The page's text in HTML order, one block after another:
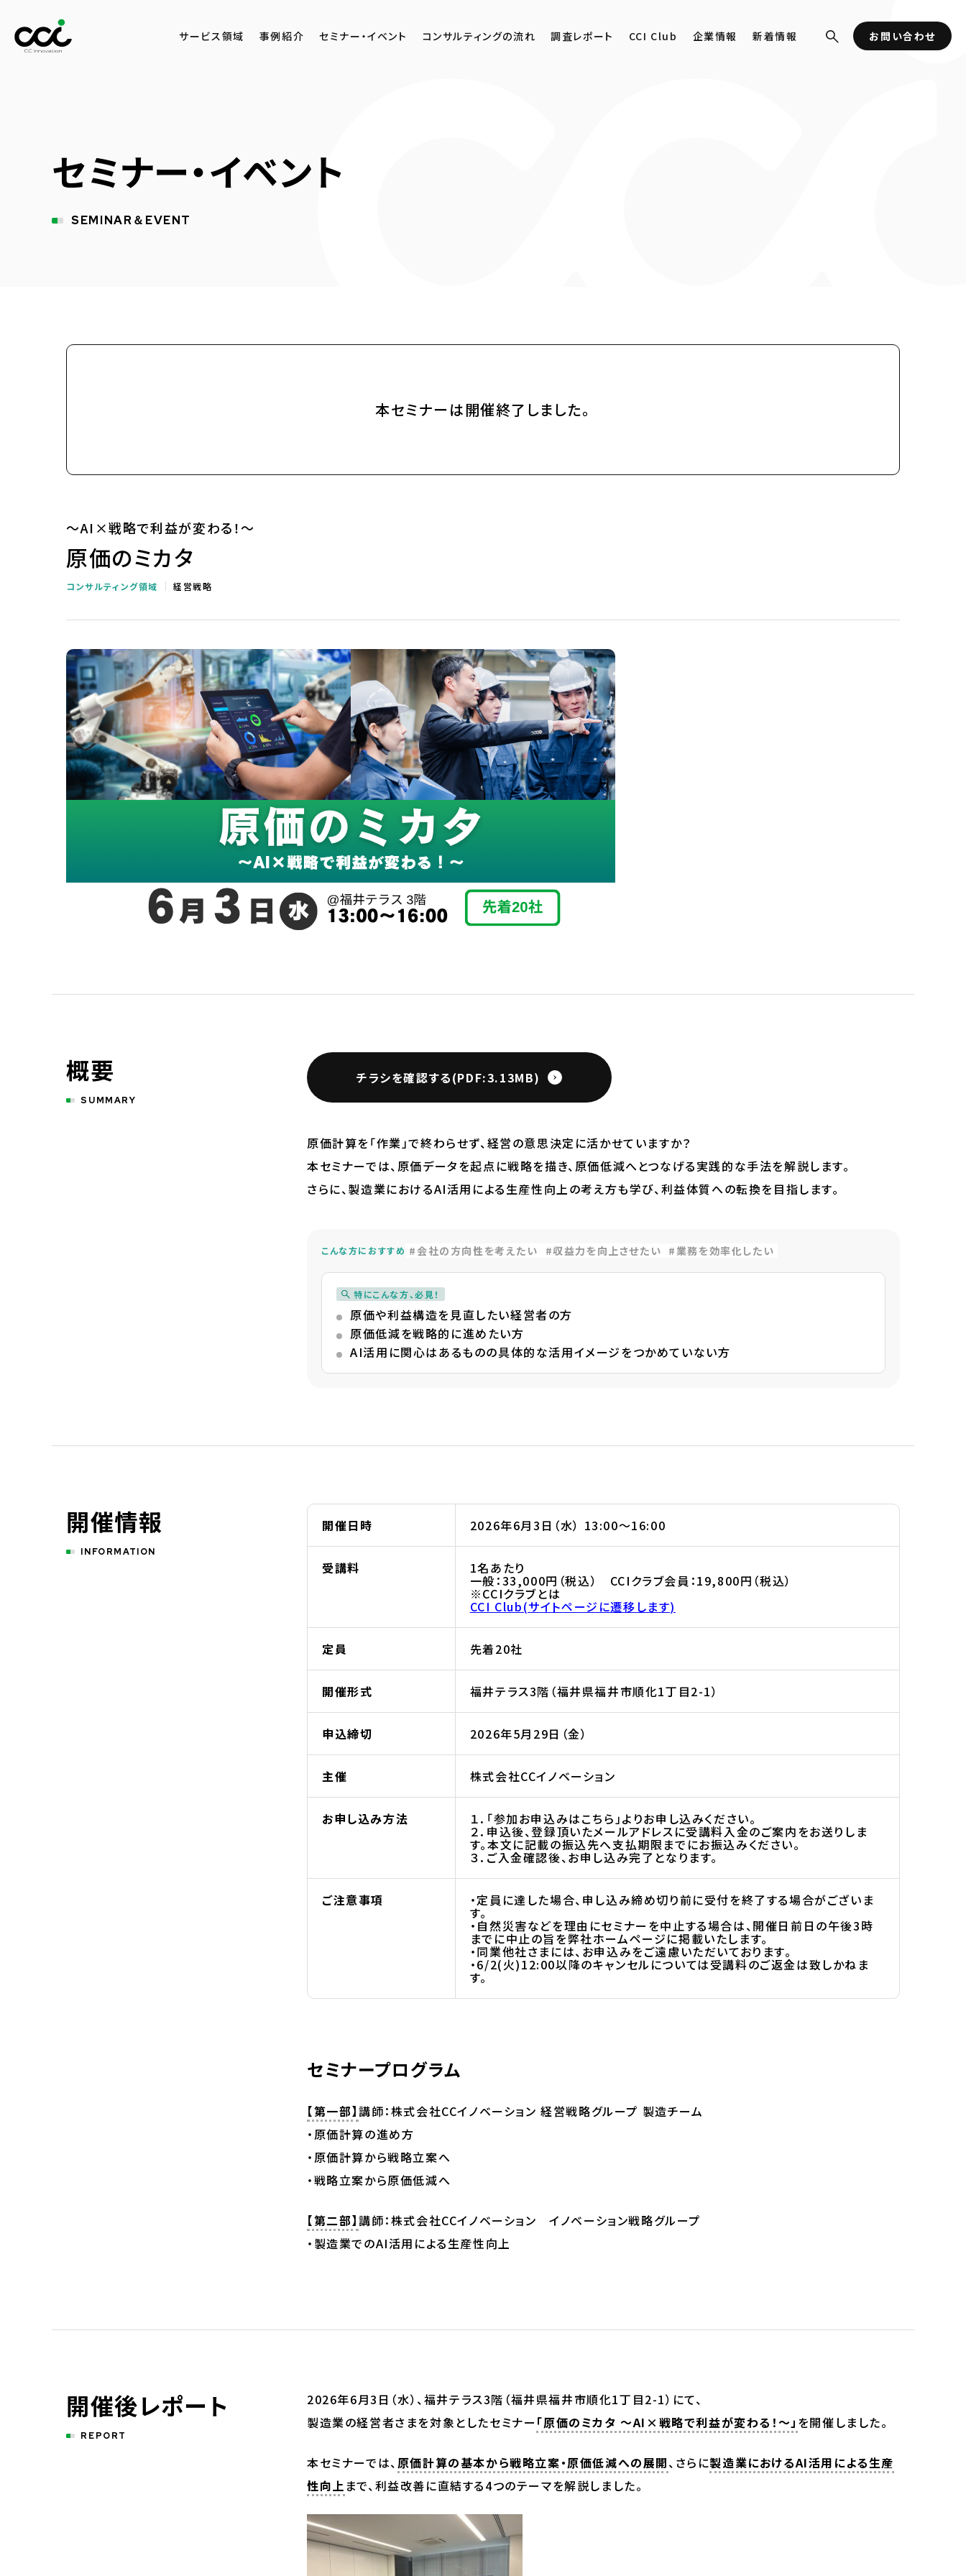
サービス領域 事例紹介 セミナー・イベント コンサルティングの流れ 調査レポート CCI Club 企業情報 新着情報 お問い合わせ
セミナー・イベント
SEMINAR＆EVENT
本セミナーは開催終了しました。
～AI×戦略で利益が変わる！～
原価のミカタ
コンサルティング領域 経営戦略
概要
SUMMARY
チラシを確認する(PDF:3.13MB)
原価計算を「作業」で終わらせず、経営の意思決定に活かせていますか？
本セミナーでは、原価データを起点に戦略を描き、原価低減へとつなげる実践的な手法を解説します。
さらに、製造業におけるAI活用による生産性向上の考え方も学び、利益体質への転換を目指します。
こんな方におすすめ 会社の方向性を考えたい 収益力を向上させたい 業務を効率化したい
特にこんな方、必見！
原価や利益構造を見直したい経営者の方
原価低減を戦略的に進めたい方
AI活用に関心はあるものの具体的な活用イメージをつかめていない方
開催情報
INFORMATION
開催日時 2026年6月3日（水） 13:00〜16:00
受講料 1名あたり
一般：33,000円（税込） CCIクラブ会員：19,800円（税込）
※CCIクラブとは
CCI Club(サイトページに遷移します)
定員 先着20社
開催形式 福井テラス3階（福井県福井市順化1丁目2-1）
申込締切 2026年5月29日（金）
主催 株式会社CCイノベーション
お申し込み方法 １．「参加お申込みはこちら」よりお申し込みください。
２．申込後、登録頂いたメールアドレスに受講料入金のご案内をお送りしま
す。本文に記載の振込先へ支払期限までにお振込みください。
３．ご入金確認後、お申し込み完了となります。
ご注意事項 ・定員に達した場合、申し込み締め切り前に受付を終了する場合がございま
す。
・自然災害などを理由にセミナーを中止する場合は、開催日前日の午後3時
までに中止の旨を弊社ホームページに掲載いたします。
・同業他社さまには、お申込みをご遠慮いただいております。
・6/2(火)12:00以降のキャンセルについては受講料のご返金は致しかねま
す。
セミナープログラム
【第一部】講師：株式会社CCイノベーション 経営戦略グループ 製造チーム
・原価計算の進め方
・原価計算から戦略立案へ
・戦略立案から原価低減へ
【第二部】講師：株式会社CCイノベーション イノベーション戦略グループ
・製造業でのAI活用による生産性向上
開催後レポート
REPORT
2026年6月3日（水）、福井テラス3階（福井県福井市順化1丁目2-1）にて、
製造業の経営者さまを対象としたセミナー 「原価のミカタ ～AI×戦略で利益が変わる！～」 を開催しました。
本セミナーでは、原価計算の基本から戦略立案・原価低減への展開、さらに製造業におけるAI活用による生産
性向上 まで、利益改善に直結する4つのテーマを解説しました。